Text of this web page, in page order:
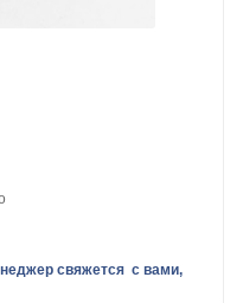
свяжется с вами,